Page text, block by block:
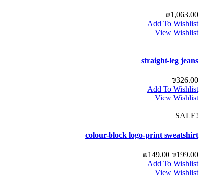
₪1,063.00
Add To Wishlist
View Wishlist
straight-leg jeans
₪326.00
Add To Wishlist
View Wishlist
!SALE
colour-block logo-print sweatshirt
₪199.00
₪149.00
Add To Wishlist
View Wishlist